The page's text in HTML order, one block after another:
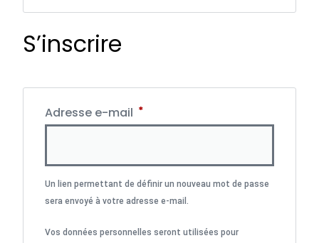
S’inscrire
Adresse e-mail *
Un lien permettant de définir un nouveau mot de passe
sera envoyé à votre adresse e-mail.
Vos données personnelles seront utilisées pour